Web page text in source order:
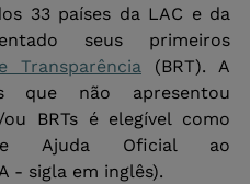
33 países da LAC e da
Transparência (BRT). A
que não apresentou
BRTs é elegível como
Ajuda Oficial ao
- sigla em inglês).